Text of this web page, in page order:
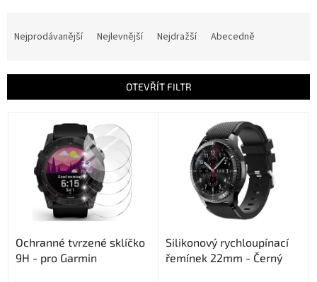
í
Nejprodávanější Nejlevnější Nejdražší Abecedně
OTEVŘÍT FILTR
Ochranné tvrzené sklíčko
9H - pro Garmin
Silikonový rychloupínací
řemínek 22mm - Černý